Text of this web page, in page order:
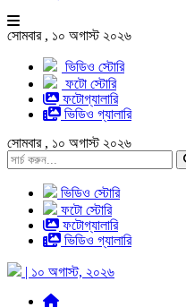
সোমবার , ১০ অগাস্ট ২০২৬
ভিডিও স্টোরি
ফটো স্টোরি
ফটোগ্যালারি
ভিডিও গ্যালারি
সোমবার , ১০ অগাস্ট ২০২৬
ভিডিও স্টোরি
ফটো স্টোরি
ফটোগ্যালারি
ভিডিও গ্যালারি
| ১০ অগাস্ট, ২০২৬